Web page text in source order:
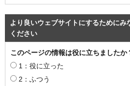
より良いウェブサイトにするために
ください
このページの情報は役に立ちましたか
1：役に立った
2：ふつう